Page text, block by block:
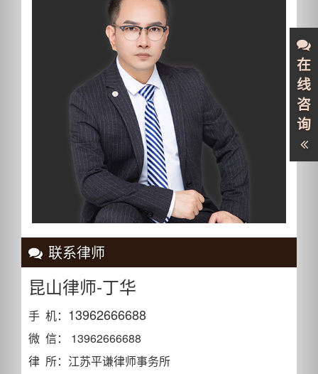
联系律师
昆山律师-丁华
手 机： 13962666688
微 信： 13962666688
律 所：江苏平谦律师事务所
在
线
咨
询